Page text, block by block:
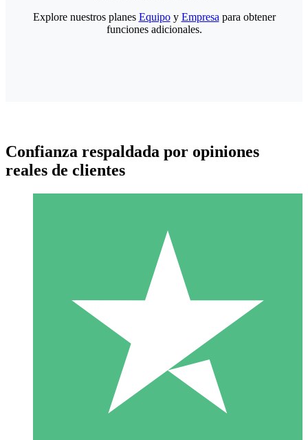
Paquetes de Créditos Individuales
Paga según el uso con créditos de descarga. Sin compromiso
10 00
Explore nuestros planes Equipoy Empresa para obtener
funciones adicionales.
Confianza respaldada por opiniones
reales de clientes